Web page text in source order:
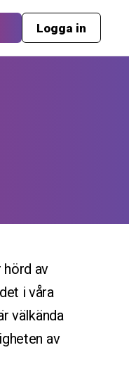
Logga in
hörd av
i våra
välkända
av